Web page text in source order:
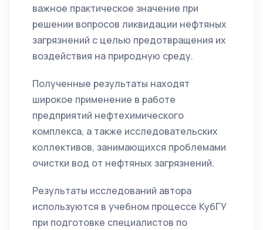
важное практическое значение при
решении вопросов ликвидации нефтяных
загрязнений с целью предотвращения их
воздействия на природную среду.
Полученные результаты находят
широкое применение в работе
предприятий нефтехимического
комплекса, а также исследовательских
коллективов, занимающихся проблемами
очистки вод от нефтяных загрязнений.
Результаты исследований автора
используются в учебном процессе КубГУ
при подготовке специалистов по